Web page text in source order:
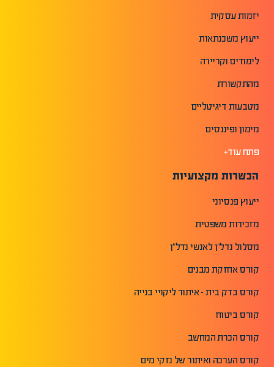
יזמות עסקית
ייעוץ משכנתאות
לימודים וקריירה
מהתקשורת
מטבעות דיגיטליים
מימון ופיננסים
פתח עוד+
הכשרות מקצועיות
ייעוץ פנסיוני
מזכירות משפטית
מסלול נדל"ן לאנשי נדל"ן
קורס אחזקת מבנים
קורס בדק בית - איתור ליקויי בנייה
קורס ביטוח
קורס הכרת המחשב
קורס הערכה ואיתור של נזקי מים